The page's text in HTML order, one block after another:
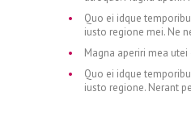
Quo ei idque
iusto regione mei. Ne
Magna aperiri mea
Quo ei idque
iusto regione. Nerant
143